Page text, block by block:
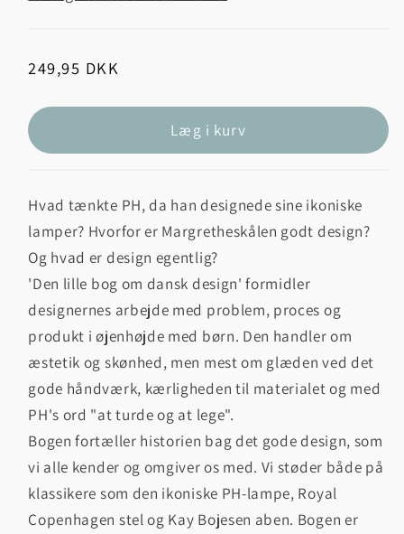
Normalpris
249,95 DKK
Læg i kurv
Hvad tænkte PH, da han designede sine ikoniske
lamper? Hvorfor er Margretheskålen godt design?
Og hvad er design egentlig?
'Den lille bog om dansk design' formidler
designernes arbejde med problem, proces og
produkt i øjenhøjde med børn. Den handler om
æstetik og skønhed, men mest om glæden ved det
gode håndværk, kærligheden til materialet og med
PH's ord "at turde og at lege".
Bogen fortæller historien bag det gode design, som
vi alle kender og omgiver os med. Vi støder både på
klassikere som den ikoniske PH-lampe, Royal
Copenhagen stel og Kay Bojesen aben. Bogen er